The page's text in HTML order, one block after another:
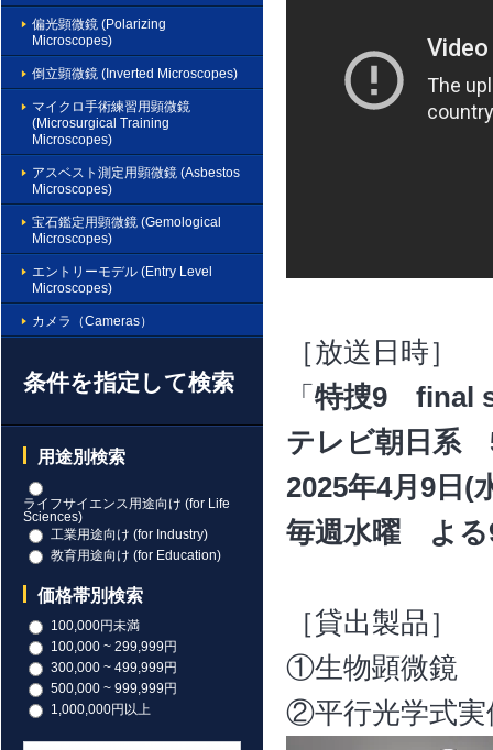
偏光顕微鏡 (Polarizing
Microscopes)
倒立顕微鏡 (Inverted Microscopes)
マイクロ手術練習用顕微鏡
(Microsurgical Training
Microscopes)
アスベスト測定用顕微鏡 (Asbestos
Microscopes)
宝石鑑定用顕微鏡 (Gemological
Microscopes)
エントリーモデル (Entry Level
Microscopes)
カメラ（Cameras）
条件を指定して検索
用途別検索
ライフサイエンス用途向け (for Life
Sciences)
工業用途向け (for Industry)
教育用途向け (for Education)
価格帯別検索
100,000円未満
100,000 ~ 299,999円
300,000 ~ 499,999円
500,000 ~ 999,999円
1,000,000円以上
［放送日時］
「 特捜9 final
テレビ朝日系
2025年4月9日
毎週水曜 よる
［貸出製品］
①生物顕
②平行光学式